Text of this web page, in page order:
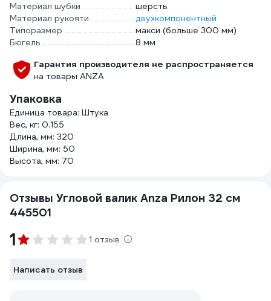
Материал шубки
шерсть
Материал рукояти
двухкомпонентный
Типоразмер
макси (больше 300 мм)
Бюгель
8 мм
Гарантия производителя не распространяется
на товары ANZA
Упаковка
Единица товара: Штука
Вес, кг: 0.155
Длина, мм: 320
Ширина, мм: 50
Высота, мм: 70
Отзывы Угловой валик Anza Рилон 32 см
445501
1 1 отзыв
Написать отзыв